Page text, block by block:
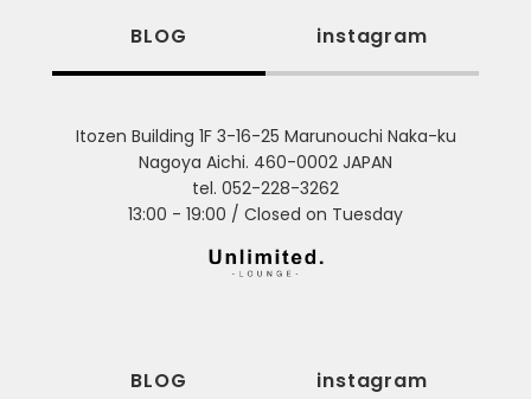
BLOG instagram
Itozen Building 1F 3-16-25 Marunouchi Naka-ku
Nagoya Aichi. 460-0002 JAPAN
tel. 052-228-3262
13:00 - 19:00 / Closed on Tuesday
BLOG instagram